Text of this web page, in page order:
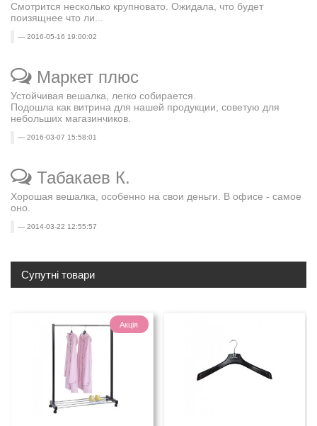
Смотрится несколько крупновато. Ожидала, что будет
поизящнее что ли...
2016-05-16 19:00:02
Маркет плюс
Устойчивая вешалка, легко собирается.
Подошла как витрина для нашей продукции, советую для
небольших магазинчиков.
2016-03-07 15:58:01
Табакаев К.
Хорошая вешалка, особенно на свои деньги. В офисе - самое
оно.
2014-03-22 12:55:57
Супутні товари
Акція